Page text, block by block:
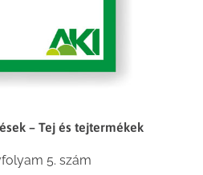
– Tej és tejtermékek
5. szám